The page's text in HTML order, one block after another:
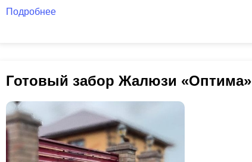
Подробнее
Готовый забор Жалюзи «Оптима»